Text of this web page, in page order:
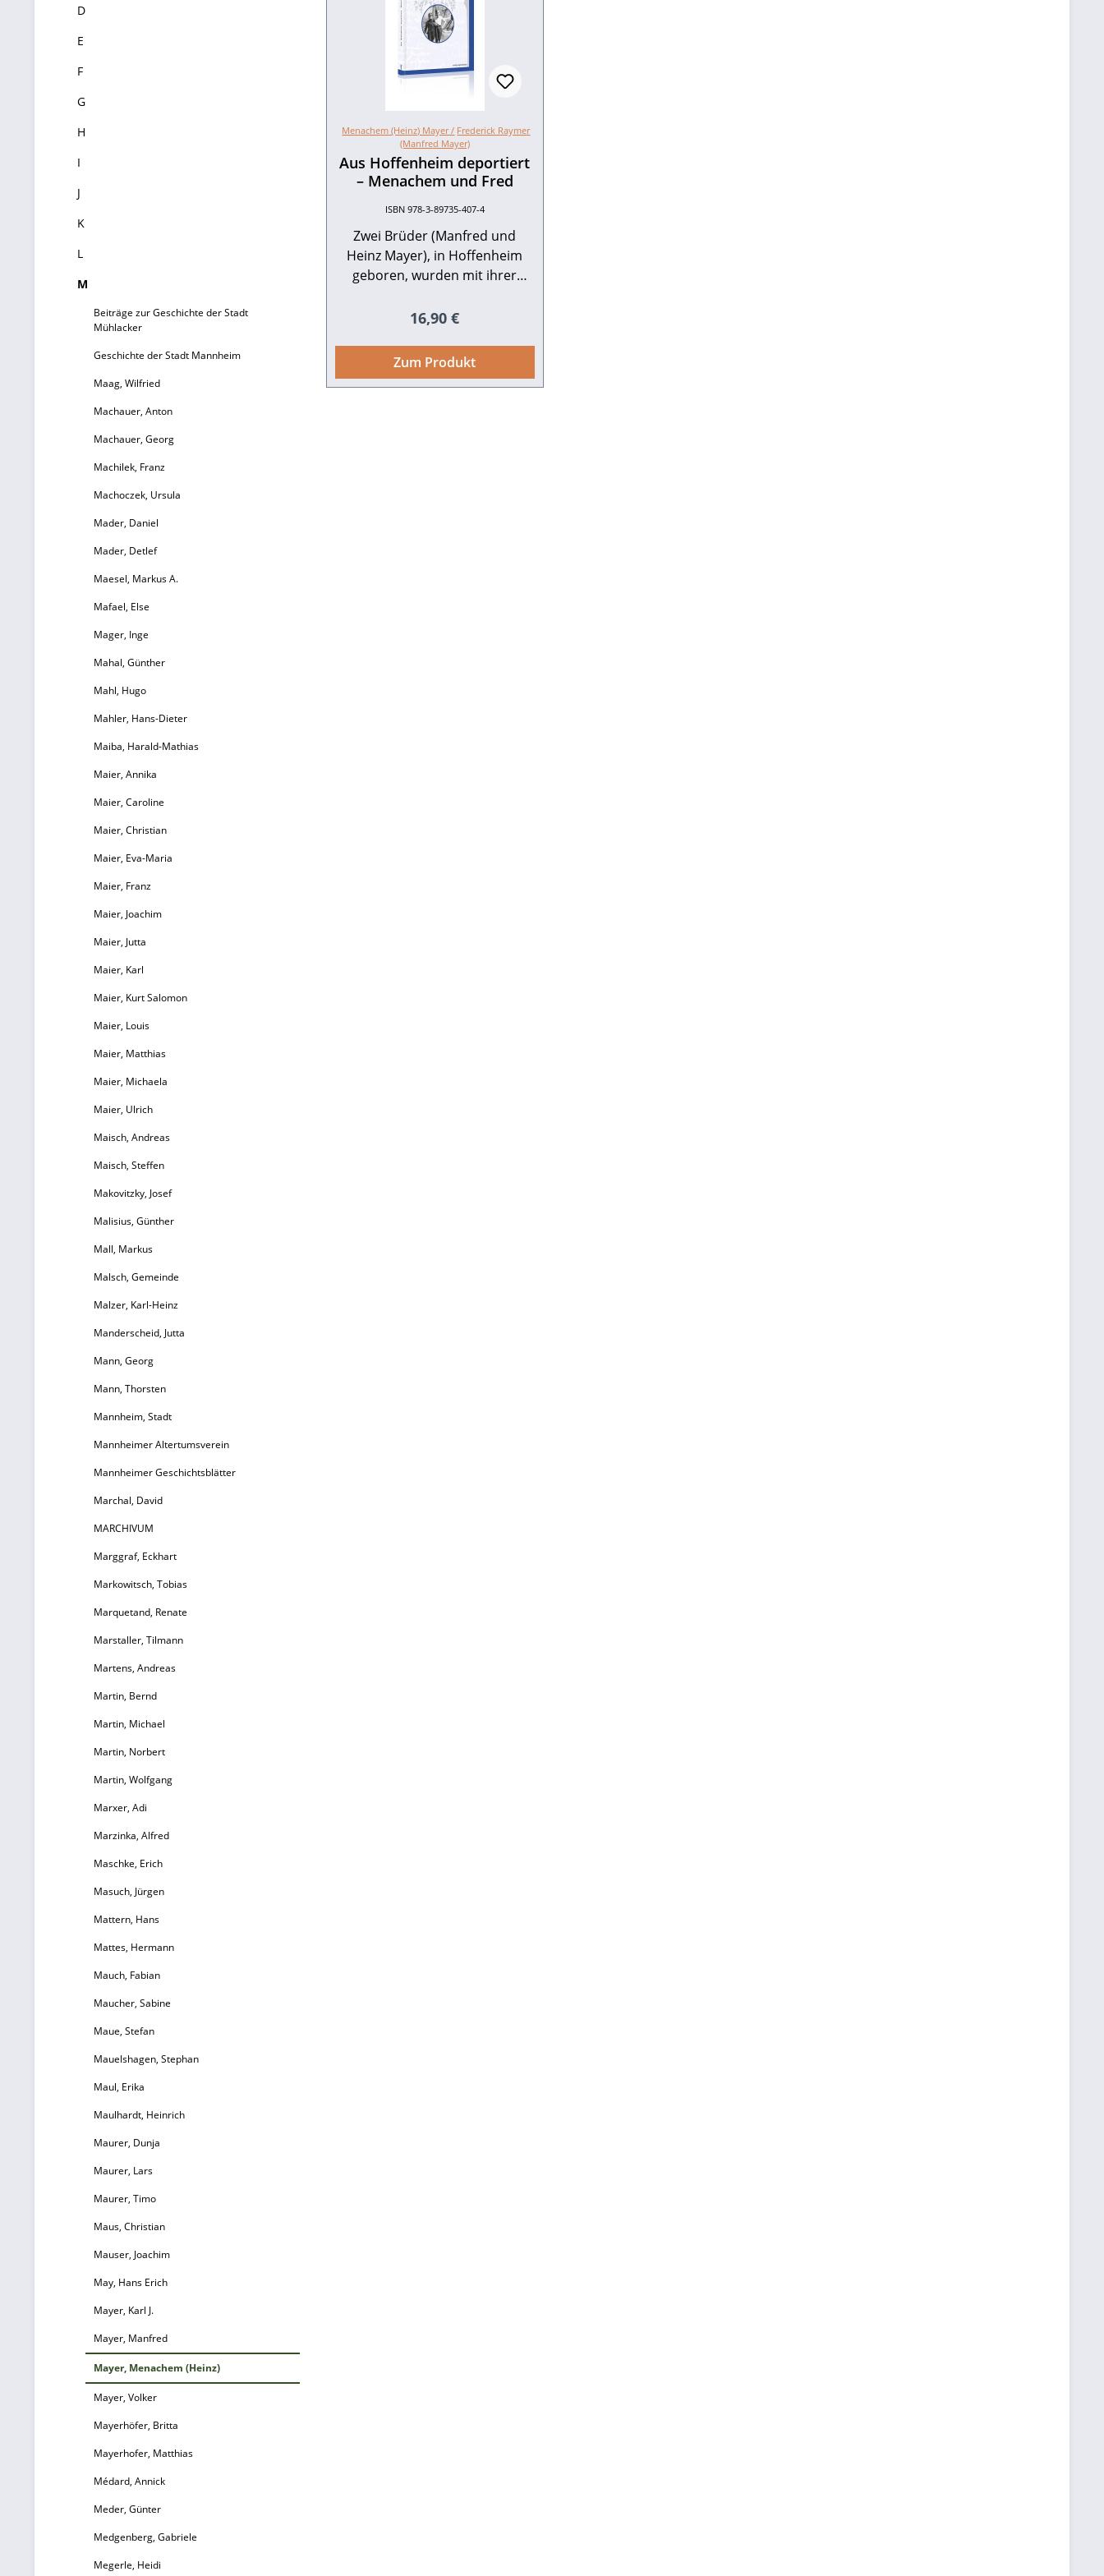
D
E
F
G
H
I
J
K
L
M
Beiträge zur Geschichte der Stadt
Mühlacker
Geschichte der Stadt Mannheim
Maag, Wilfried
Machauer, Anton
Machauer, Georg
Machilek, Franz
Machoczek, Ursula
Mader, Daniel
Mader, Detlef
Maesel, Markus A.
Mafael, Else
Mager, Inge
Mahal, Günther
Mahl, Hugo
Mahler, Hans-Dieter
Maiba, Harald-Mathias
Maier, Annika
Maier, Caroline
Maier, Christian
Maier, Eva-Maria
Maier, Franz
Maier, Joachim
Maier, Jutta
Maier, Karl
Maier, Kurt Salomon
Maier, Louis
Maier, Matthias
Maier, Michaela
Maier, Ulrich
Maisch, Andreas
Maisch, Steffen
Makovitzky, Josef
Malisius, Günther
Mall, Markus
Malsch, Gemeinde
Malzer, Karl-Heinz
Manderscheid, Jutta
Mann, Georg
Mann, Thorsten
Mannheim, Stadt
Mannheimer Altertumsverein
Mannheimer Geschichtsblätter
Marchal, David
MARCHIVUM
Marggraf, Eckhart
Markowitsch, Tobias
Marquetand, Renate
Marstaller, Tilmann
Martens, Andreas
Martin, Bernd
Martin, Michael
Martin, Norbert
Martin, Wolfgang
Marxer, Adi
Marzinka, Alfred
Maschke, Erich
Masuch, Jürgen
Mattern, Hans
Mattes, Hermann
Mauch, Fabian
Maucher, Sabine
Maue, Stefan
Mauelshagen, Stephan
Maul, Erika
Maulhardt, Heinrich
Maurer, Dunja
Maurer, Lars
Maurer, Timo
Maus, Christian
Mauser, Joachim
May, Hans Erich
Mayer, Karl J.
Mayer, Manfred
Mayer, Menachem (Heinz)
Mayer, Volker
Mayerhöfer, Britta
Mayerhofer, Matthias
Médard, Annick
Meder, Günter
Medgenberg, Gabriele
Megerle, Heidi
Menachem (Heinz) Mayer / Frederick Raymer
(Manfred Mayer)
Aus Hoffenheim deportiert
– Menachem und Fred
ISBN 978-3-89735-407-4
Zwei Brüder (Manfred und
Heinz Mayer), in Hoffenheim
geboren, wurden mit ihrer
ins Lager Gurs deportiert. Die
nach Rivesaltes, von wo sie zwei
transportiert und ermordet
Regulärer Preis:
16,90 €
Zum Produkt